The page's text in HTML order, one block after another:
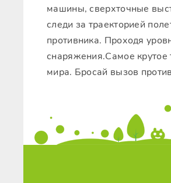
машины, сверхточные
следи за траекторией
противника. Проходя
снаряжения.Самое крутое
мира. Бросай вызов